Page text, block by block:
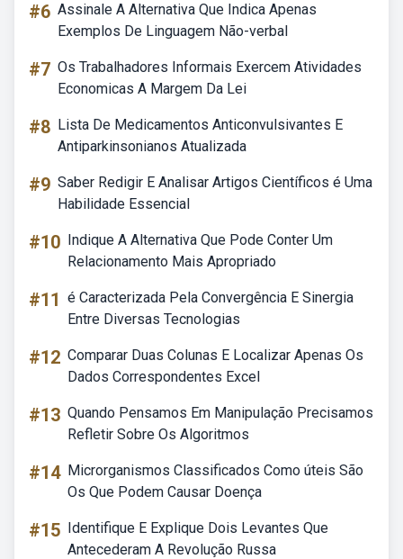
#6 Assinale A Alternativa Que Indica Apenas
Exemplos De Linguagem Não-verbal
#7 Os Trabalhadores Informais Exercem Atividades
Economicas A Margem Da Lei
#8 Lista De Medicamentos Anticonvulsivantes E
Antiparkinsonianos Atualizada
#9 Saber Redigir E Analisar Artigos Científicos é Uma
Habilidade Essencial
#10 Indique A Alternativa Que Pode Conter Um
Relacionamento Mais Apropriado
#11 é Caracterizada Pela Convergência E Sinergia
Entre Diversas Tecnologias
#12 Comparar Duas Colunas E Localizar Apenas Os
Dados Correspondentes Excel
#13 Quando Pensamos Em Manipulação Precisamos
Refletir Sobre Os Algoritmos
#14 Microrganismos Classificados Como úteis São
Os Que Podem Causar Doença
#15 Identifique E Explique Dois Levantes Que
Antecederam A Revolução Russa